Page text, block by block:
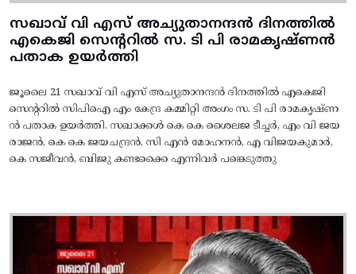
സഖാവ് വി എസ് അച്യുതാനന്ദൻ ദിനത്തിൽ
എകെജി സെന്ററിൽ സ. ടി പി രാമകൃഷ്‌ണൻ
പതാക ഉയർത്തി
ജൂലൈ 21 സഖാവ് വി എസ് അച്യുതാനന്ദൻ ദിനത്തിൽ എകെജി
സെന്ററിൽ സിപിഐ എം കേന്ദ്ര കമ്മിറ്റി അംഗം സ. ടി പി രാമകൃഷ്‌ണ
ൻ പതാക ഉയർത്തി. സഖാക്കൾ കെ കെ ശൈലജ ടീച്ചർ, എം വി ജയ
രാജൻ, കെ കെ ജയചന്ദ്രൻ, സി എൻ മോഹനൻ, എ വിജയകുമാർ,
കെ സജീവൻ, ബിജു കണ്ടക്കൈ എന്നിവർ പങ്കെടുത്തു